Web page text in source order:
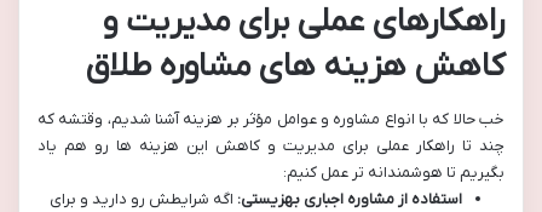
راهکارهای عملی برای مدیریت و
کاهش هزینه های مشاوره طلاق
خب حالا که با انواع مشاوره و عوامل مؤثر بر هزینه آشنا شدیم، وقتشه که
چند تا راهکار عملی برای مدیریت و کاهش این هزینه ها رو هم یاد
بگیریم تا هوشمندانه تر عمل کنیم:
استفاده از مشاوره اجباری بهزیستی: اگه شرایطش رو دارید و برای